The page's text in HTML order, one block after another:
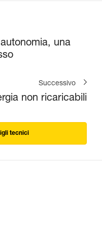
una
Successivo
non ricaricabili
tecnici